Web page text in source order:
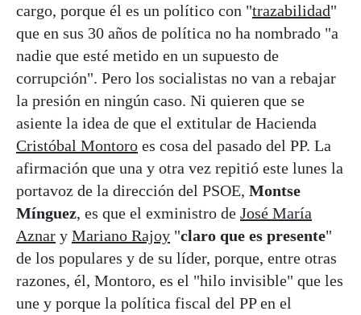
cargo, porque él es un político con "trazabilidad"
que en sus 30 años de política no ha nombrado "a
nadie que esté metido en un supuesto de
corrupción". Pero los socialistas no van a rebajar
la presión en ningún caso. Ni quieren que se
asiente la idea de que el extitular de Hacienda
Cristóbal Montoro es cosa del pasado del PP. La
afirmación que una y otra vez repitió este lunes la
portavoz de la dirección del PSOE, Montse
Mínguez, es que el exministro de José María
Aznar y Mariano Rajoy "claro que es presente"
de los populares y de su líder, porque, entre otras
razones, él, Montoro, es el "hilo invisible" que les
une y porque la política fiscal del PP en el